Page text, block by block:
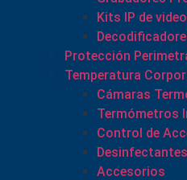
Kits IP de
Protección
Temperatura
Cámaras
Termómetros
Control de
Desinfectantes
Accesorios